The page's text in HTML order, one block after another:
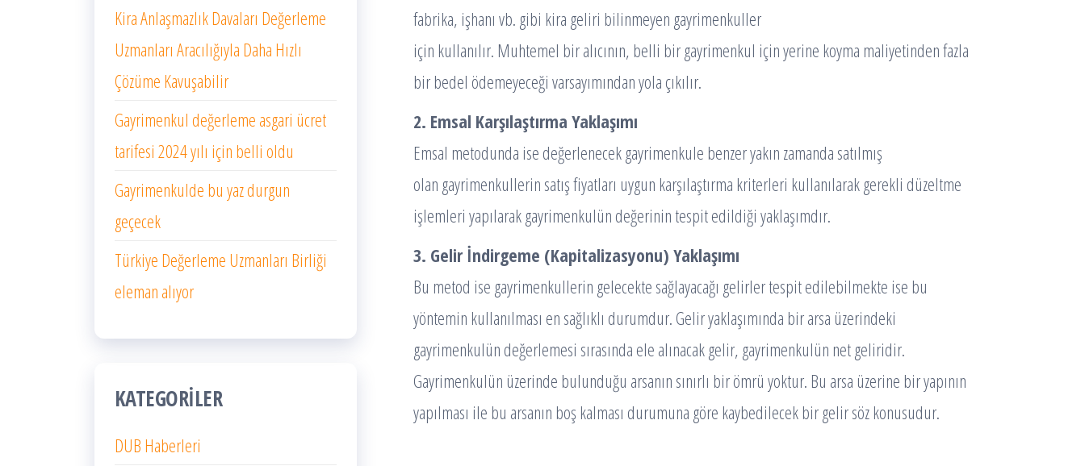
fabrika, işhanı vb. gibi kira geliri bilinmeyen gayrimenkuller
için kullanılır. Muhtemel bir alıcının, belli bir gayrimenkul için yerine koyma maliyetinden fazla
bir bedel ödemeyeceği varsayımından yola çıkılır.
2. Emsal Karşılaştırma Yaklaşımı
Emsal metodunda ise değerlenecek gayrimenkule benzer yakın zamanda satılmış
olan gayrimenkullerin satış fiyatları uygun karşılaştırma kriterleri kullanılarak gerekli düzeltme
işlemleri yapılarak gayrimenkulün değerinin tespit edildiği yaklaşımdır.
3. Gelir İndirgeme (Kapitalizasyonu) Yaklaşımı
Bu metod ise gayrimenkullerin gelecekte sağlayacağı gelirler tespit edilebilmekte ise bu
yöntemin kullanılması en sağlıklı durumdur. Gelir yaklaşımında bir arsa üzerindeki
gayrimenkulün değerlemesi sırasında ele alınacak gelir, gayrimenkulün net geliridir.
Gayrimenkulün üzerinde bulunduğu arsanın sınırlı bir ömrü yoktur. Bu arsa üzerine bir yapının
yapılması ile bu arsanın boş kalması durumuna göre kaybedilecek bir gelir söz konusudur.
Kira Anlaşmazlık Davaları Değerleme
Uzmanları Aracılığıyla Daha Hızlı
Çözüme Kavuşabilir
Gayrimenkul değerleme asgari ücret
tarifesi 2024 yılı için belli oldu
Gayrimenkulde bu yaz durgun
geçecek
Türkiye Değerleme Uzmanları Birliği
eleman alıyor
KATEGORILER
DUB Haberleri